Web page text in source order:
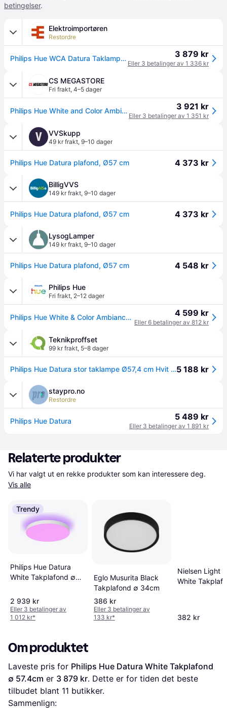
betingelser.
Elektroimportøren
Restordre
Philips Hue WCA Datura Taklampe Rund XL Hvit 3 879 kr
Eller 3 betalinger av 1 336 kr
CS MEGASTORE
Fri frakt, 4–5 dager
Philips Hue White and Color Ambiance Datura - Taklyspanel - LED - 67 W - klasse G - 16 millioner farger / varm til kjølig hvitt lys - 2000-6500 K - rund - hvit 3 921 kr
Eller 3 betalinger av 1 351 kr
V VVSkupp
49 kr frakt, 9–10 dager
Philips Hue Datura plafond, Ø57 cm 4 373 kr
BilligVVS
149 kr frakt, 9–10 dager
Philips Hue Datura plafond, Ø57 cm 4 373 kr
LysogLamper
149 kr frakt, 9–10 dager
Philips Hue Datura plafond, Ø57 cm 4 548 kr
Philips Hue
Fri frakt, 2–12 dager
Philips Hue White & Color Ambiance Datura Taklampe, Stor 4 599 kr
Eller 6 betalinger av 812 kr
Teknikproffset
99 kr frakt, 5–8 dager
Philips Hue Datura stor taklampe Ø57,4 cm Hvit og fargestemning 4850 lm5 188 kr
staypro.no
Restordre
Philips Hue Datura 5 489 kr
Eller 3 betalinger av 1 891 kr
Relaterte produkter
Vis alle
Trendy
Philips Hue Datura
White Takplafond ∅
2 939 kr
Eller 3 betalinger av
1 012 kr*
Eglo Musurita Black
Takplafond ∅ 34cm
386 kr
Eller 3 betalinger av
133 kr*
Nielsen Light
White
382 kr
Om produktet
Laveste pris for Philips Hue Datura White Takplafond
∅ 57.4cm er 3 879 kr. Dette er for tiden det beste
tilbudet blant 11 butikker.
Sammenlign: